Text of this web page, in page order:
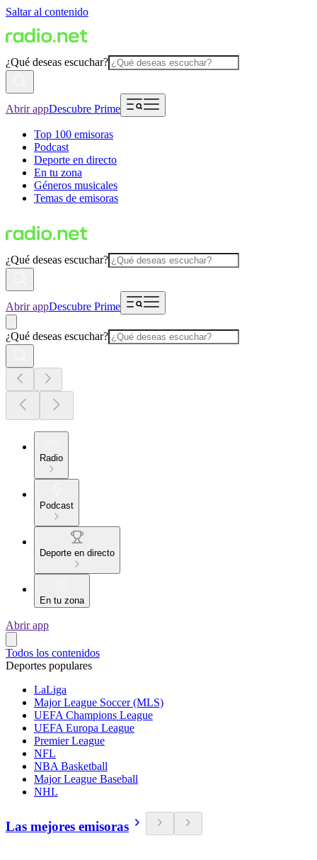
Saltar al contenido
¿Qué deseas escuchar?
Abrir appDescubre Prime
Top 100 emisoras
Podcast
Deporte en directo
En tu zona
Géneros musicales
Temas de emisoras
¿Qué deseas escuchar?
Abrir appDescubre Prime
¿Qué deseas escuchar?
Radio
Podcast
Deporte en directo
En tu zona
Abrir app
Todos los contenidos
Deportes populares
LaLiga
Major League Soccer (MLS)
UEFA Champions League
UEFA Europa League
Premier League
NFL
NBA Basketball
Major League Baseball
NHL
Las mejores emisoras